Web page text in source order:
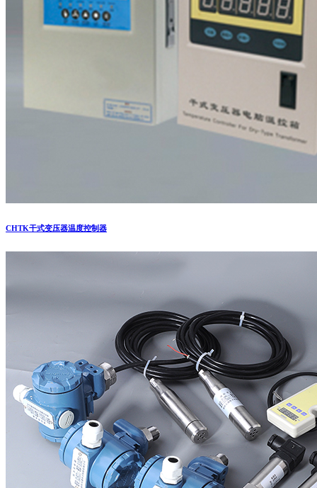
CHTK干式变压器温度控制器